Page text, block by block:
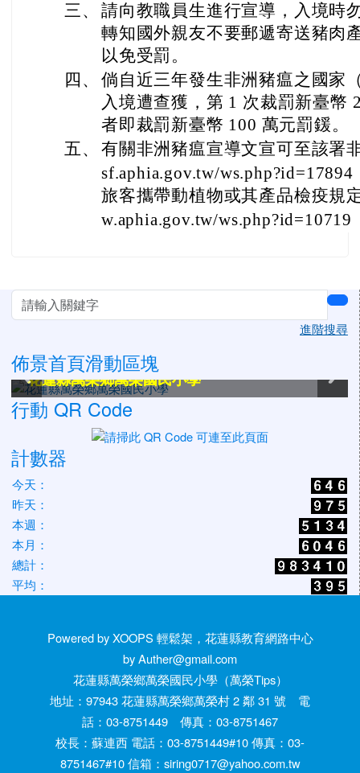
三、 請向教職員生進行宣導，入境時
轉知國外親友不要郵遞寄送豬肉
以免受罰。
四、 倘自近三年發生非洲豬瘟之國家
入境遭查獲，第 1 次裁罰新臺幣
者即裁罰新臺幣 100 萬元罰鍰。
五、 有關非洲豬瘟宣導文宣可至該署
sf.aphia.gov.tw/ws.php?id=17894
旅客攜帶動植物或其產品檢疫規
w.aphia.gov.tw/ws.php?id=10719
左邊區域內容
進階搜尋
佈景首頁滑動區塊
花蓮縣萬榮鄉萬榮國民小學
花蓮縣萬榮鄉萬榮國民小學
花蓮縣萬榮鄉萬榮國民小學
花蓮縣萬榮鄉萬榮國民小學
花蓮縣萬榮鄉萬榮國民小學
花蓮縣萬榮鄉萬榮國民小學
行動 QR Code
計數器
今天：
昨天：
本週：
本月：
總計：
平均：
Powered by XOOPS 輕鬆架，花蓮縣教育網路中心
by Auther@gmail.com
花蓮縣萬榮鄉萬榮國民小學（萬榮Tips）
地址：97943 花蓮縣萬榮鄉萬榮村 2 鄰 31 號 電
話：03-8751449 傳真：03-8751467
校長：蘇連西 電話：03-8751449#10 傳真：03-
8751467#10 信箱：siring0717@yahoo.com.tw